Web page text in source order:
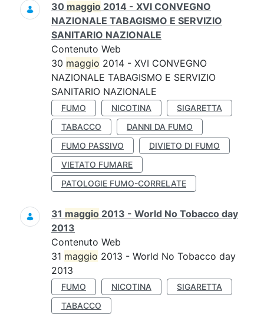
30 maggio 2014 - XVI CONVEGNO
NAZIONALE TABAGISMO E SERVIZIO
SANITARIO NAZIONALE
Contenuto Web
30 maggio 2014 - XVI CONVEGNO
NAZIONALE TABAGISMO E SERVIZIO
SANITARIO NAZIONALE
FUMO NICOTINA
SIGARETTA
TABACCO
DANNI DA FUMO
FUMO PASSIVO
DIVIETO DI FUMO
VIETATO FUMARE
PATOLOGIE FUMO-CORRELATE
31 maggio 2013 - World No Tobacco day
2013
Contenuto Web
31 maggio 2013 - World No Tobacco day
2013
FUMO NICOTINA
SIGARETTA
TABACCO